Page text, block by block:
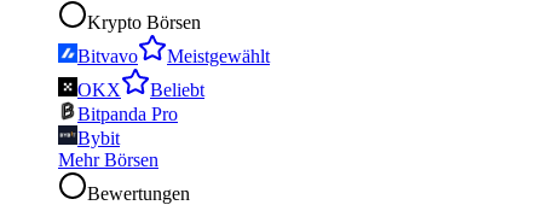
Krypto Börsen
Bitvavo
Meistgewählt
OKX
Beliebt
Bitpanda Pro
Bybit
Mehr Börsen
Bewertungen